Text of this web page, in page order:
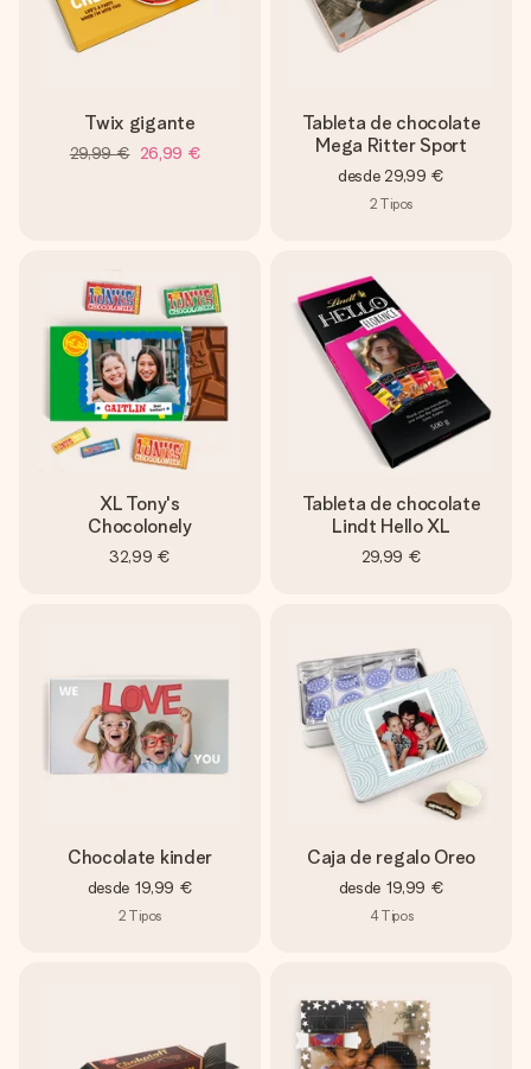
Twix gigante
29,99 € 26,99 €
Tableta de chocolate
Mega Ritter Sport
desde 29,99 €
2 Tipos
XL Tony's
Chocolonely
32,99 €
Tableta de chocolate
Lindt Hello XL
29,99 €
Chocolate kinder
desde 19,99 €
2 Tipos
Caja de regalo Oreo
desde 19,99 €
4Tipos